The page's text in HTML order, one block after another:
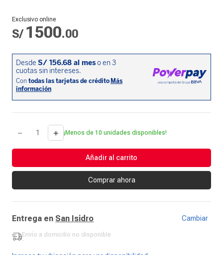
Exclusivo online
S/ 1500.00
＋
－ ¡Menos de 10 unidades disponibles!
Añadir al carrito
Comprar ahora
Entrega en San Isidro Cambiar
Envío a domicilio no disponible
-